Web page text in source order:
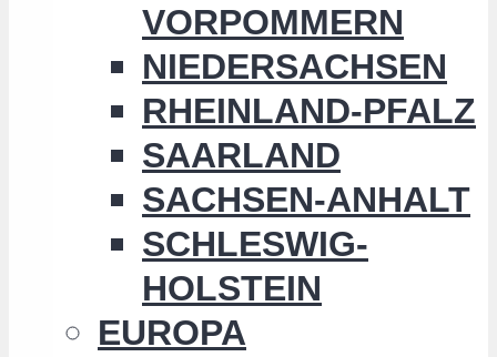
VORPOMMERN
NIEDERSACHSEN
RHEINLAND-PFALZ
SAARLAND
SACHSEN-ANHALT
SCHLESWIG-
HOLSTEIN
EUROPA